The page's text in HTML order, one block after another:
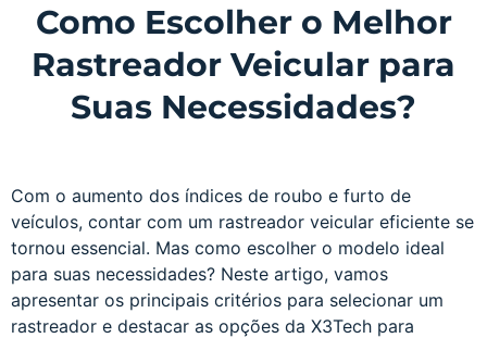
Como Escolher o Melhor
Rastreador Veicular para
Suas Necessidades?
Com o aumento dos índices de roubo e furto de
veículos, contar com um rastreador veicular eficiente se
tornou essencial. Mas como escolher o modelo ideal
para suas necessidades? Neste artigo, vamos
apresentar os principais critérios para selecionar um
rastreador e destacar as opções da X3Tech para